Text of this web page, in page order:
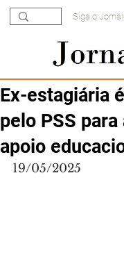
Siga o
Ex-estagiária
pelo PSS
apoio
19/05/2025